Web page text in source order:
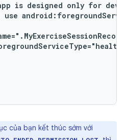
is designed only for
use
của bạn kết thúc sớm với